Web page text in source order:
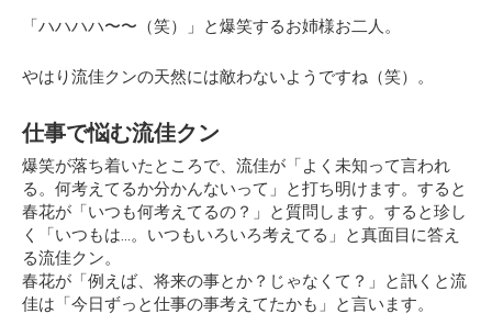
「ハハハハ〜〜（笑）」と爆笑するお姉様お二人。
やはり流佳クンの天然には敵わないようですね（笑）。
仕事で悩む流佳クン
爆笑が落ち着いたところで、流佳が「よく未知って言われ
る。何考えてるか分かんないって」と打ち明けます。すると
春花が「いつも何考えてるの？」と質問します。すると珍し
く「いつもは…。いつもいろいろ考えてる」と真面目に答え
る流佳クン。
春花が「例えば、将来の事とか？じゃなくて？」と訊くと流
佳は 「今日ずっと仕事の事考えてたかも」 と言います。